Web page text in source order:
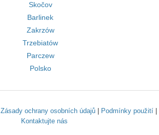
Skočov
Barlinek
Zakrzów
Trzebiatów
Parczew
Polsko
Zásady ochrany osobních údajů| Podmínky použití|
Kontaktujte nás